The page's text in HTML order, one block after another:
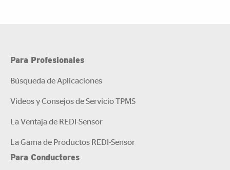
Para Profesionales
Búsqueda de Aplicaciones
Videos y Consejos de Servicio TPMS
La Ventaja de REDI-Sensor
La Gama de Productos REDI-Sensor
Para Conductores